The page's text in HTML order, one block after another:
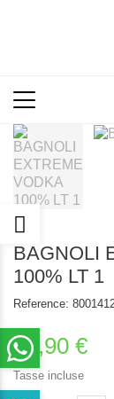
BAGNOLI
100% LT 1
Reference:
10,90 €
Tasse incluse